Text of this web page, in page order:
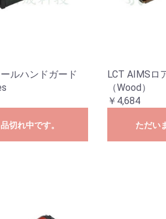
ルハンドガード
切れ中です。
LCT AIMSロ
（Wood）
￥4,684
ただい